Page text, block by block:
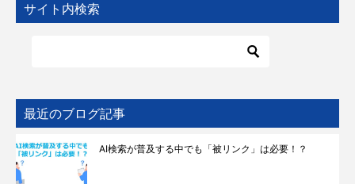
サイト内検索
最近のブログ記事
AI検索が普及する中でも「被リンク」は必要！？